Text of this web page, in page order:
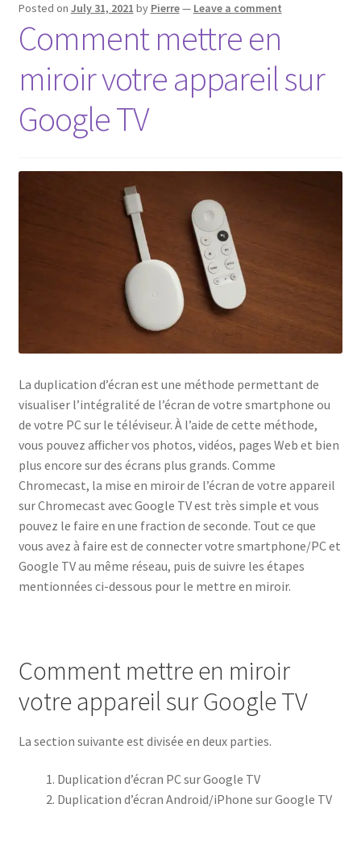
Posted on July 31, 2021 by Pierre— Leave a comment
Comment mettre en
miroir votre appareil sur
Google TV
La duplication d’écran est une méthode permettant de
visualiser l’intégralité de l’écran de votre smartphone ou
de votre PC sur le téléviseur. À l’aide de cette méthode,
vous pouvez afficher vos photos, vidéos, pages Web et bien
plus encore sur des écrans plus grands. Comme
Chromecast, la mise en miroir de l’écran de votre appareil
sur Chromecast avec Google TV est très simple et vous
pouvez le faire en une fraction de seconde. Tout ce que
vous avez à faire est de connecter votre smartphone/PC et
Google TV au même réseau, puis de suivre les étapes
mentionnées ci-dessous pour le mettre en miroir.
Comment mettre en miroir
votre appareil sur Google TV
La section suivante est divisée en deux parties.
Duplication d’écran PC sur Google TV
Duplication d’écran Android/iPhone sur Google TV